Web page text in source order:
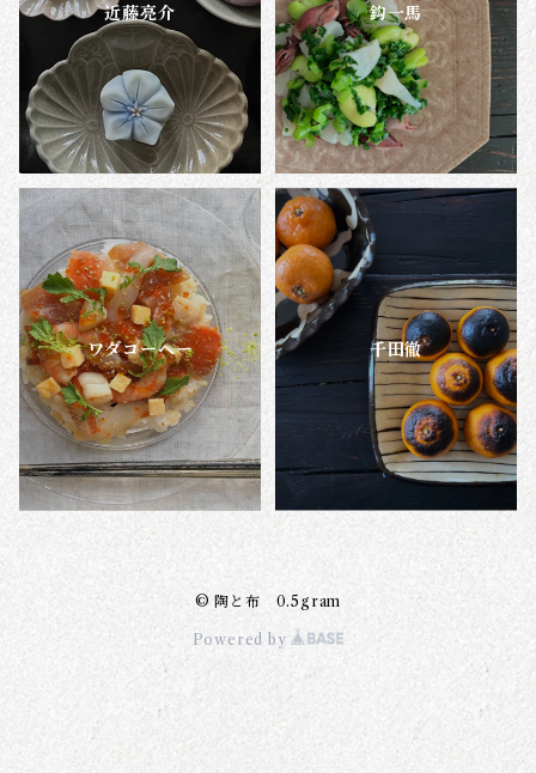
帳･菜の花の小径
霧の朝
真夜中の雨
近藤亮介 鈎一馬
ワダコーヘー 千田徹
© 陶と布 0.5gram
Powered by